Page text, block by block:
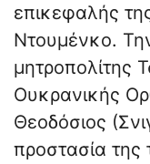
επικεφαλής
Ντουμένκο.
μητροπολίτης
Ουκρανικής
Θεοδόσιος
προστασία της